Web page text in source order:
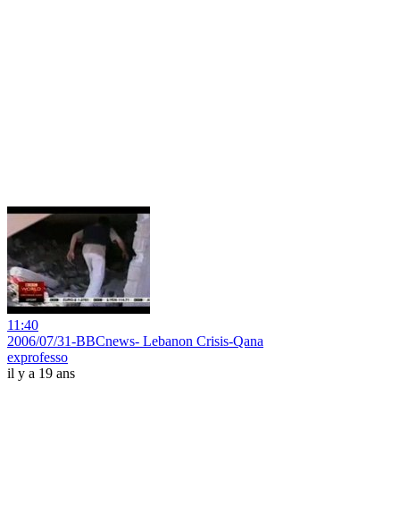
11:40
2006/07/31-BBCnews- Lebanon Crisis-Qana
exprofesso
il y a 19 ans